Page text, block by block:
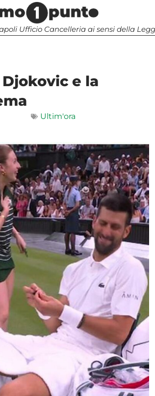
Ufficio Cancelleria ai sensi della
e la
Ultim'ora